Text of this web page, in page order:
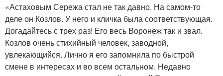
«Астаховым Сережа стал не так давно. На самом-то
деле он Козлов. У него и кличка была соответствующая.
Догадайтесь с трех раз! Его весь Воронеж так и звал.
Козлов очень стихийный человек, заводной,
увлекающийся. Лично я его запомнила по быстрой
смене в интересах и во всем остальном. Недавно